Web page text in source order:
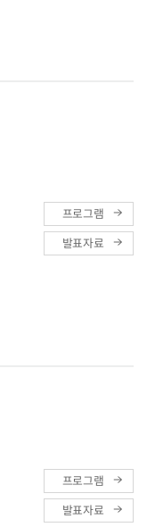
프로그램
발표자료
프로그램
발표자료